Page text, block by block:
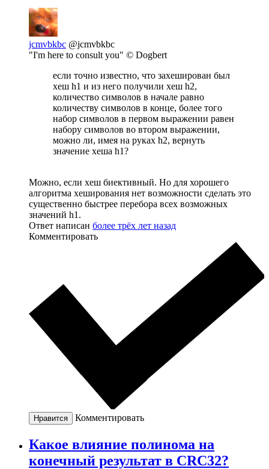
jcmvbkbc @jcmvbkbc
"I'm here to consult you" © Dogbert
если точно известно, что захеширован был
хеш h1 и из него получили хеш h2,
количество символов в начале равно
количеству символов в конце, более того
набор символов в первом выражении равен
набору символов во втором выражении,
можно ли, имея на руках h2, вернуть
значение хеша h1?
Можно, если хеш биективный. Но для хорошего
алгоритма хеширования нет возможности сделать это
существенно быстрее перебора всех возможных
значений h1.
Ответ написан более трёх лет назад
Комментировать
Нравится Комментировать
Какое влияние полинома на
конечный результат в CRC32?